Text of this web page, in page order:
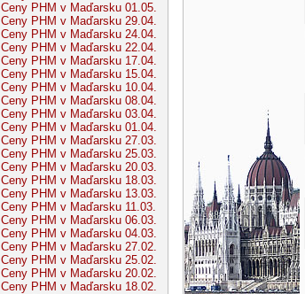
Ceny PHM v Maďarsku 01.05.
Ceny PHM v Maďarsku 29.04.
Ceny PHM v Maďarsku 24.04.
Ceny PHM v Maďarsku 22.04.
Ceny PHM v Maďarsku 17.04.
Ceny PHM v Maďarsku 15.04.
Ceny PHM v Maďarsku 10.04.
Ceny PHM v Maďarsku 08.04.
Ceny PHM v Maďarsku 03.04.
Ceny PHM v Maďarsku 01.04.
Ceny PHM v Maďarsku 27.03.
Ceny PHM v Maďarsku 25.03.
Ceny PHM v Maďarsku 20.03.
Ceny PHM v Maďarsku 18.03.
Ceny PHM v Maďarsku 13.03.
Ceny PHM v Maďarsku 11.03.
Ceny PHM v Maďarsku 06.03.
Ceny PHM v Maďarsku 04.03.
Ceny PHM v Maďarsku 27.02.
Ceny PHM v Maďarsku 25.02.
Ceny PHM v Maďarsku 20.02.
Ceny PHM v Maďarsku 18.02.